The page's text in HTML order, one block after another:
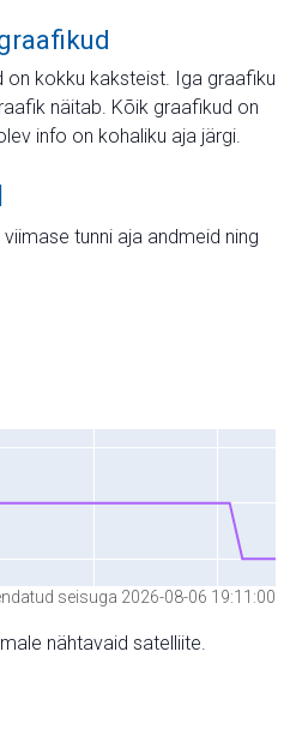
on kokku kaksteist. Iga graafiku
näitab. Kõik graafikud on
info on kohaliku aja järgi.
tunni aja andmeid ning
seisuga 2026-08-06 19:11:00
nähtavaid satelliite.